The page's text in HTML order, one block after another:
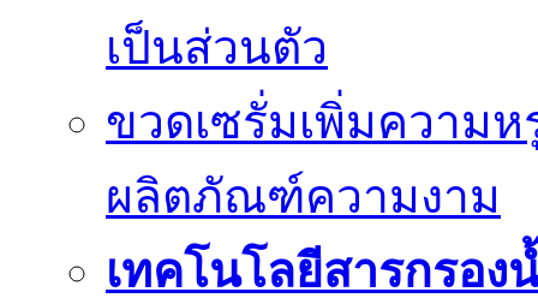
เป็นส่วนตัว
ขวดเซรั่มเพิ่มความ
ผลิตภัณฑ์ความงาม
เทคโนโลยีสารกรอ